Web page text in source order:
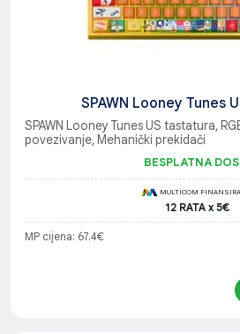
SPAWN Looney Tunes
SPAWN Looney Tunes US tastatura,
povezivanje, Mehanički prekidači
BESPLATNA
MULTICOM
12 RATA x 5€
MP cijena: 67.4€